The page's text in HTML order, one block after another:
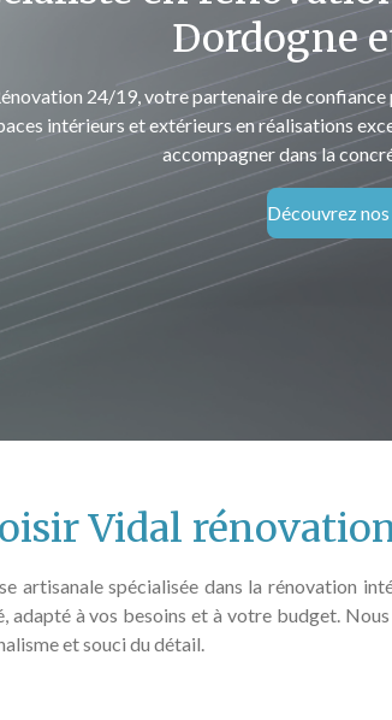
Dordogne
24/19, votre partenaire de
intérieurs et extérieurs en réalisations
accompagner dans la
Découvrez
Vidal
artisanale spécialisée dans la rénovation
adapté à vos besoins et à votre budget.
et souci du détail.